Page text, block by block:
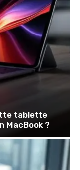
tablette
MacBook ?